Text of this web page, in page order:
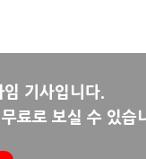
기사입니다.
료로 보실 수 있습